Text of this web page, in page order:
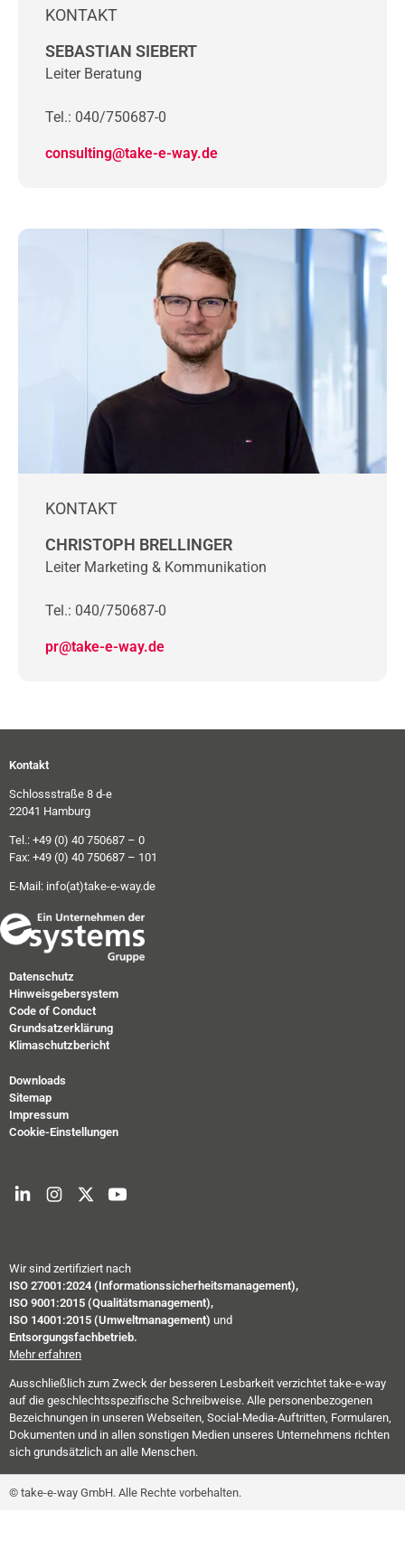
KONTAKT
SEBASTIAN SIEBERT
Leiter Beratung
Tel.: 040/750687-0
consulting@take-e-way.de
KONTAKT
CHRISTOPH BRELLINGER
Leiter Marketing & Kommunikation
Tel.: 040/750687-0
pr@take-e-way.de
Kontakt
Schlossstraße 8 d-e
22041 Hamburg
Tel.: +49 (0) 40 750687 – 0
Fax: +49 (0) 40 750687 – 101
E-Mail: info(at)take-e-way.de
Datenschutz
Hinweisgebersystem
Code of Conduct
Grundsatzerklärung
Klimaschutzbericht
Downloads
Sitemap
Impressum
Cookie-Einstellungen
Wir sind zertifiziert nach
ISO 27001:2024 (Informationssicherheitsmanagement),
ISO 9001:2015 (Qualitätsmanagement),
ISO 14001:2015 (Umweltmanagement) und
Entsorgungsfachbetrieb.
Mehr erfahren
Ausschließlich zum Zweck der besseren Lesbarkeit verzichtet take-e-way
auf die geschlechtsspezifische Schreibweise. Alle personenbezogenen
Bezeichnungen in unseren Webseiten, Social-Media-Auftritten, Formularen,
Dokumenten und in allen sonstigen Medien unseres Unternehmens richten
sich grundsätzlich an alle Menschen.
© take-e-way GmbH. Alle Rechte vorbehalten.